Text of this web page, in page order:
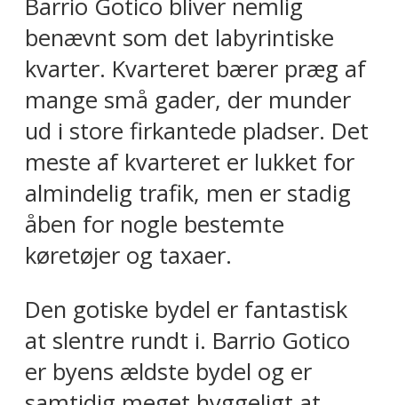
Barrio Gotico bliver nemlig
benævnt som det labyrintiske
kvarter. Kvarteret bærer præg af
mange små gader, der munder
ud i store firkantede pladser. Det
meste af kvarteret er lukket for
almindelig trafik, men er stadig
åben for nogle bestemte
køretøjer og taxaer.
Den gotiske bydel er fantastisk
at slentre rundt i. Barrio Gotico
er byens ældste bydel og er